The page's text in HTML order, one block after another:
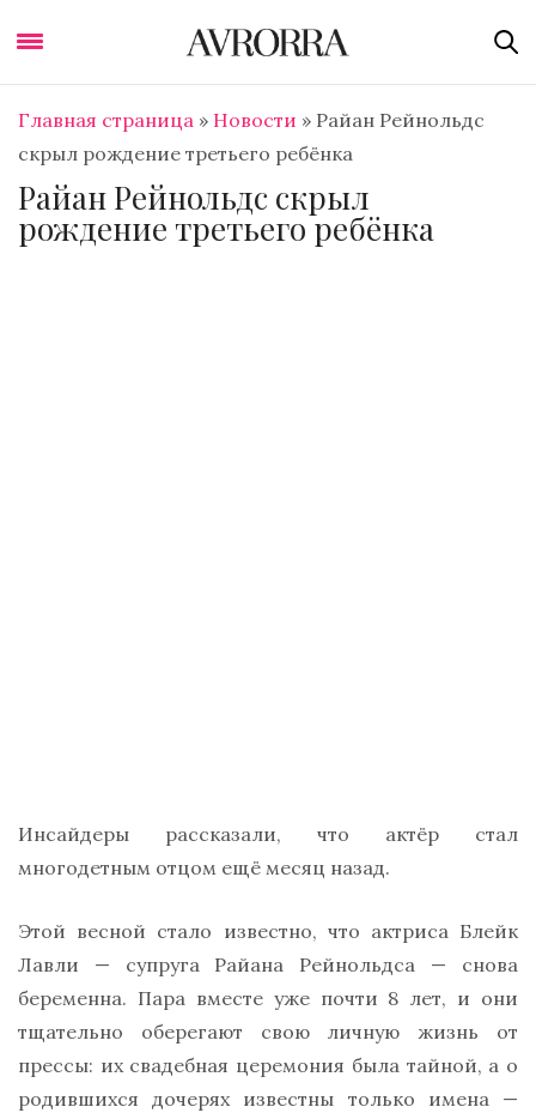
Главная страница » Новости » Райан Рейнольдс
скрыл рождение третьего ребёнка
Райан Рейнольдс скрыл
рождение третьего ребёнка
Инсайдеры рассказали, что актёр стал
многодетным отцом ещё месяц назад.
Этой весной стало известно, что актриса Блейк
Лавли — супруга Райана Рейнольдса — снова
беременна. Пара вместе уже почти 8 лет, и они
тщательно оберегают свою личную жизнь от
прессы: их свадебная церемония была тайной, а о
родившихся дочерях известны только имена —